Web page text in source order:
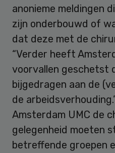
anonieme meldingen
zijn onderbouwd of
dat deze met de
“Verder heeft
voorvallen geschetst
bijgedragen aan de
de
Amsterdam UMC de
gelegenheid moeten
betreffende groepen